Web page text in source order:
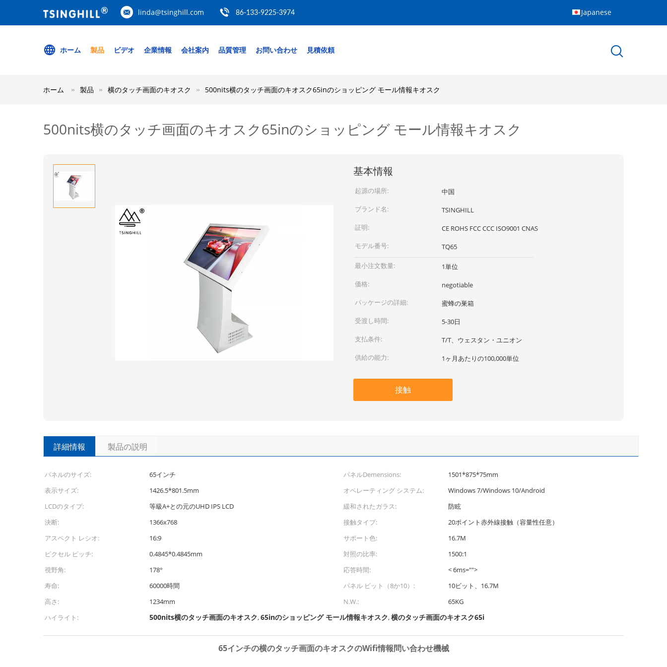
linda@tsinghill.com 86-133-9225-3974 Japanese
ホーム 製品 ビデオ 企業情報 会社案内 品質管理 お問い合わせ 見積依頼
ホーム 製品 横のタッチ画面のキオスク 500nits横のタッチ画面のキオスク65inのショッピング モール情報キオスク
500nits横のタッチ画面のキオスク65inのショッピング モール情報キオスク
基本情報
起源の場所:
中国
ブランド名:
TSINGHILL
証明:
CE ROHS FCC CCC ISO9001 CNAS
モデル番号:
TQ65
最小注文数量:
1単位
価格:
negotiable
パッケージの詳細:
蜜蜂の巣箱
受渡し時間:
5-30日
支払条件:
T/T、ウェスタン・ユニオン
供給の能力:
1ヶ月あたりの100,000単位
接触
詳細情報 製品の説明
パネルのサイズ: 65インチ パネルDemensions:
1501*875*75mm
表示サイズ:
1426.5*801.5mm オペレーティング システム:
Windows 7/Windows 10/Android
LCDのタイプ:
等級A+との元のUHD IPS LCD 緩和されたガラス:
防眩
決断:
1366x768 接触タイプ:
20ポイント赤外線接触（容量性任意）
アスペクト レシオ:
16:9 サポート色:
16.7M
ピクセル ピッチ:
0.4845*0.4845mm 対照の比率:
1500:1
視野角:
178° 応答時間:
< 6ms="">
寿命:
60000時間 パネル ビット（8か10）:
10ビット、16.7M
高さ:
1234mm N.W.:
65KG
ハイライト:
500nits横のタッチ画面のキオスク,65inのショッピング モール情報キオスク,横のタッチ画面のキオスク65i
65インチの横のタッチ画面のキオスクのWifi情報問い合わせ機械